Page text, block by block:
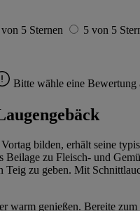
5 Sternen
5 von 5
Bitte wähle eine Bewertung
bilden, erhält seine
zu Fleisch- und
zu geben. Mit
warm genießen. Bereite